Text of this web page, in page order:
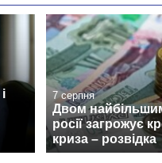
7 серпня
Двом
росії загрожує
криза – розвідка